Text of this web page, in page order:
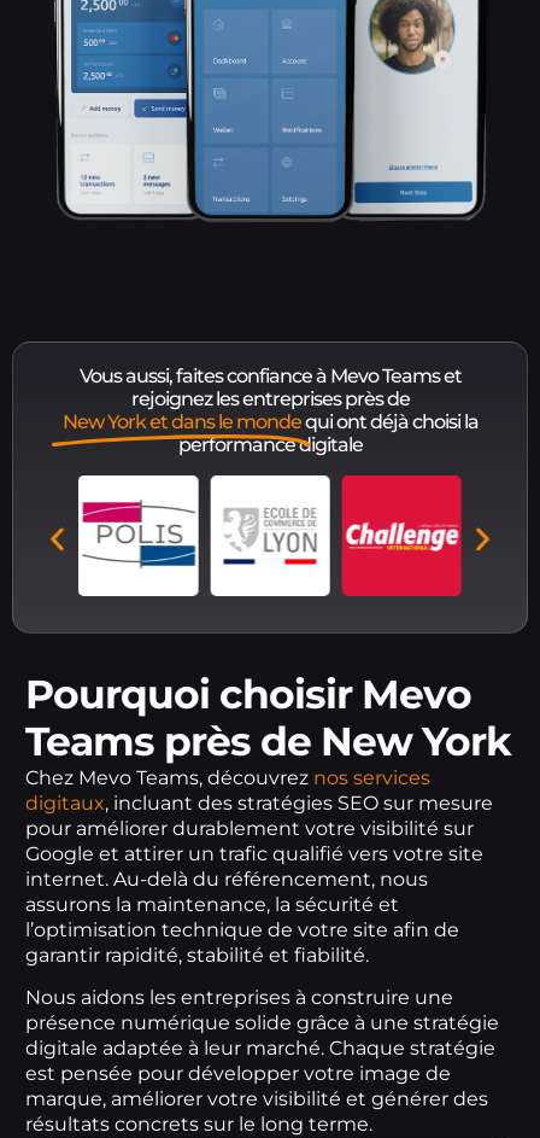
Vous aussi, faites confiance à Mevo Teams et
rejoignez les entreprises près de
New York et dans le mondequi ont déjà choisi la
performance digitale
Pourquoi choisir Mevo
Teams près de New York
Chez Mevo Teams, découvrez nos services
digitaux, incluant des stratégies SEO sur mesure
pour améliorer durablement votre visibilité sur
Google et attirer un trafic qualifié vers votre site
internet. Au-delà du référencement, nous
assurons la maintenance, la sécurité et
l’optimisation technique de votre site afin de
garantir rapidité, stabilité et fiabilité.
Nous aidons les entreprises à construire une
présence numérique solide grâce à une stratégie
digitale adaptée à leur marché. Chaque stratégie
est pensée pour développer votre image de
marque, améliorer votre visibilité et générer des
résultats concrets sur le long terme.